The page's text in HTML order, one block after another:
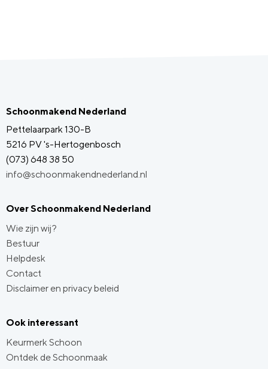
Schoonmakend Nederland
Pettelaarpark 130-B
5216 PV 's-Hertogenbosch
(073) 648 38 50
info@schoonmakendnederland.nl
Over Schoonmakend Nederland
Wie zijn wij?
Bestuur
Helpdesk
Contact
Disclaimer en privacy beleid
Ook interessant
Keurmerk Schoon
Ontdek de Schoonmaak